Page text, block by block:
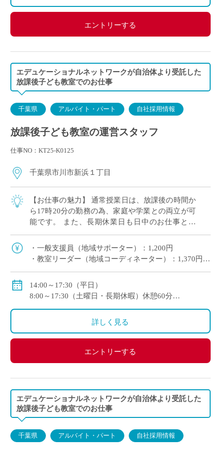
エントリーする
エデュケーショナルネットワークが自治体より受託した
放課後子ども教室でのお仕事
千葉県 アルバイト・パート 自社採用情報
放課後子ども教室の運営スタッフ
仕事NO：KT25-K0125
千葉県市川市新浜１丁目
【お仕事の魅力】 通常授業日は、放課後の時間か
ら17時20分の勤務の為、家庭や学業との両立が可
能です。 また、長期休業日も日中のお仕事とな
す。 皆さん、初めて勤務される方が多いの […]
・一般支援員（地域サポーター）：1,200円
・教室リーダー（地域コーディネーター）：1,370円
交通費別途支給
例：50,400円/月 （1日3時間30分 週3日勤務）
14:00～17:30（平日）
8:00～17:30（土曜日・長期休暇）休憩60分
詳しく見る
エントリーする
エデュケーショナルネットワークが自治体より受託した
放課後子ども教室でのお仕事
千葉県 アルバイト・パート 自社採用情報